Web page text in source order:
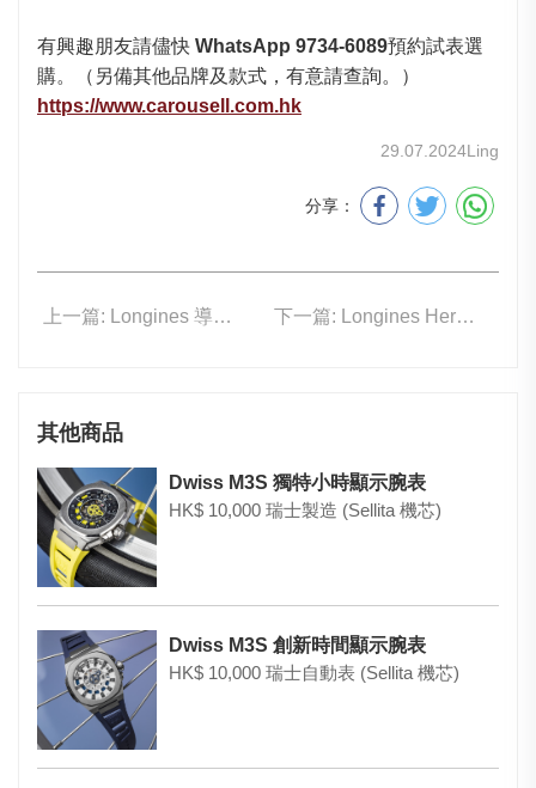
有興趣朋友請儘快 WhatsApp 9734-6089預約試表選
購。（另備其他品牌及款式，有意請查詢。）
https://www.carousell.com.hk
29.07.2024Ling
分享：
上一篇: Longines 導柱輪計時表 有樣有內涵！ 下一篇: Longines Heritage Diver ( 咕臣形 )
其他商品
Dwiss M3S 獨特小時顯示腕表
HK$ 10,000 瑞士製造 (Sellita 機芯)
Dwiss M3S 創新時間顯示腕表
HK$ 10,000 瑞士自動表 (Sellita 機芯)